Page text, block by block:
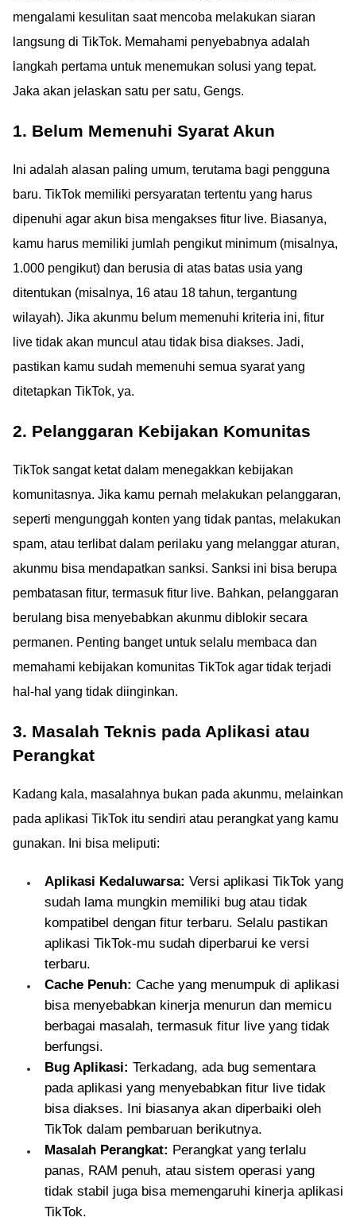
mengalami kesulitan saat mencoba melakukan siaran
langsung di TikTok. Memahami penyebabnya adalah
langkah pertama untuk menemukan solusi yang tepat.
Jaka akan jelaskan satu per satu, Gengs.
1. Belum Memenuhi Syarat Akun
Ini adalah alasan paling umum, terutama bagi pengguna
baru. TikTok memiliki persyaratan tertentu yang harus
dipenuhi agar akun bisa mengakses fitur live. Biasanya,
kamu harus memiliki jumlah pengikut minimum (misalnya,
1.000 pengikut) dan berusia di atas batas usia yang
ditentukan (misalnya, 16 atau 18 tahun, tergantung
wilayah). Jika akunmu belum memenuhi kriteria ini, fitur
live tidak akan muncul atau tidak bisa diakses. Jadi,
pastikan kamu sudah memenuhi semua syarat yang
ditetapkan TikTok, ya.
2. Pelanggaran Kebijakan Komunitas
TikTok sangat ketat dalam menegakkan kebijakan
komunitasnya. Jika kamu pernah melakukan pelanggaran,
seperti mengunggah konten yang tidak pantas, melakukan
spam, atau terlibat dalam perilaku yang melanggar aturan,
akunmu bisa mendapatkan sanksi. Sanksi ini bisa berupa
pembatasan fitur, termasuk fitur live. Bahkan, pelanggaran
berulang bisa menyebabkan akunmu diblokir secara
permanen. Penting banget untuk selalu membaca dan
memahami kebijakan komunitas TikTok agar tidak terjadi
hal-hal yang tidak diinginkan.
3. Masalah Teknis pada Aplikasi atau
Perangkat
Kadang kala, masalahnya bukan pada akunmu, melainkan
pada aplikasi TikTok itu sendiri atau perangkat yang kamu
gunakan. Ini bisa meliputi:
Aplikasi Kedaluwarsa: Versi aplikasi TikTok yang
sudah lama mungkin memiliki bug atau tidak
kompatibel dengan fitur terbaru. Selalu pastikan
aplikasi TikTok-mu sudah diperbarui ke versi
terbaru.
Cache Penuh: Cache yang menumpuk di aplikasi
bisa menyebabkan kinerja menurun dan memicu
berbagai masalah, termasuk fitur live yang tidak
berfungsi.
Bug Aplikasi: Terkadang, ada bug sementara
pada aplikasi yang menyebabkan fitur live tidak
bisa diakses. Ini biasanya akan diperbaiki oleh
TikTok dalam pembaruan berikutnya.
Masalah Perangkat: Perangkat yang terlalu
panas, RAM penuh, atau sistem operasi yang
tidak stabil juga bisa memengaruhi kinerja aplikasi
TikTok.